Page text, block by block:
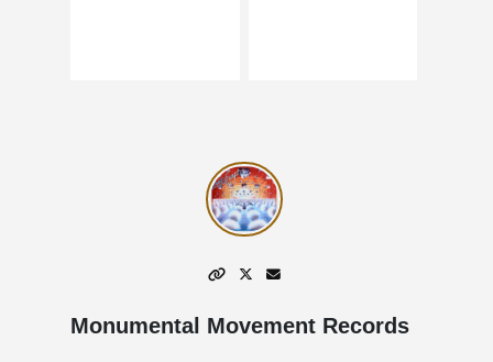
Monumental Movement Records